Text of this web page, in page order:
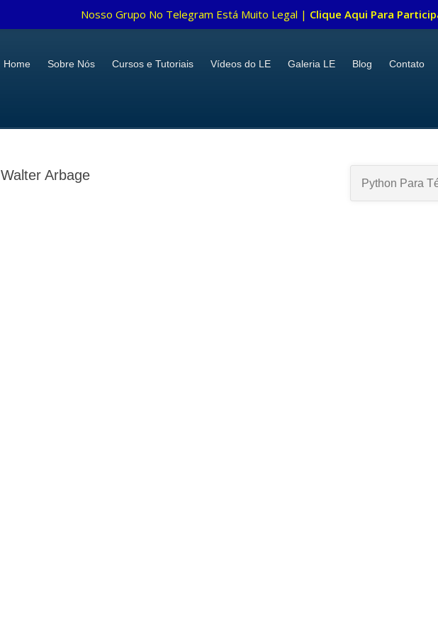
Home Sobre Nós Cursos e Tutoriais Vídeos do LE Galeria LE Blog Contato
Walter Arbage
Python Para
Nosso Grupo No Telegram Está Muito Legal | Clique Aqui Para